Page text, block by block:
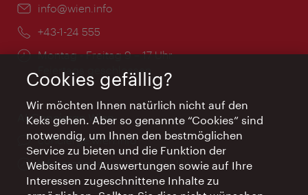
Email:
info@wien.info
Telefon:
+43-1-24 555
Öffnungszeiten:
Montag - Freitag 9 – 17 Uhr
Feiertags geschlossen
AI Concierge Wien
Ort:
concierge.wien.info
Öffnungszeiten:
Informationen rund um die Uhr
Cookies gefällig?
Wir möchten Ihnen natürlich nicht auf den
Keks gehen. Aber so genannte “Cookies” sind
notwendig, um Ihnen den bestmöglichen
Service zu bieten und die Funktion der
Websites und Auswertungen sowie auf Ihre
Interessen zugeschnittene Inhalte zu